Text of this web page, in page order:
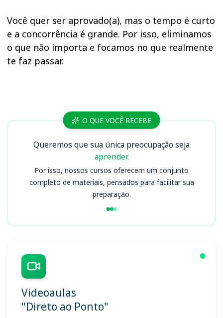
Você quer ser aprovado(a), mas o tempo é curto
e a concorrência é grande. Por isso, eliminamos
o que não importa e focamos no que realmente
te faz passar.
Cursos PC ROO QUE VOCÊ RECEBE
Queremos que sua única preocupação seja
aprender.
Por isso, nossos cursos oferecem um conjunto
completo de materiais, pensados para facilitar sua
preparação.
Videoaulas
"Direto ao Ponto"